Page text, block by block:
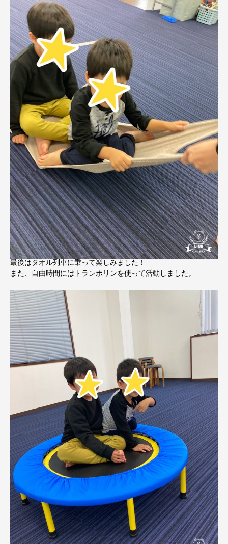
最後はタオル列車に乗って楽しみました！
また、自由時間にはトランポリンを使って活動しました。